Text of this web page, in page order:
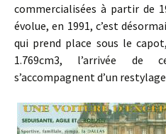
commercialisées à partir de
évolue, en 1991, c’est
qui prend place sous le
1.769cm3, l’arrivée de
s’accompagnent d’un